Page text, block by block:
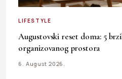
LIFESTYLE
Augustovski reset doma: 5
organizovanog prostora
6. August 2026.